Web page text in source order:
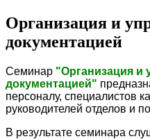
Организация и
документацией
Семинар "Организация и
документацией"
персоналу, специалистов
руководителей отделов и
В результате семинара